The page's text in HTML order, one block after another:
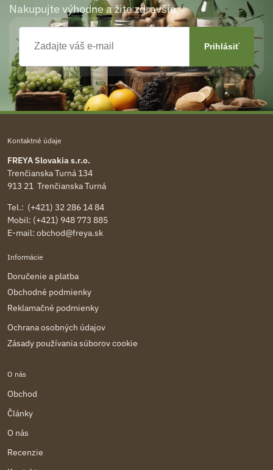
Nakupujte výhodne a žite zdravšie
Kontaktné údaje
FREYA Slovakia s.r.o.
Trenčianska Turná 134
913 21 Trenčianska Turná
Tel.: (+421) 32 286 14 84
Mobil: (+421) 948 773 885
E-mail: obchod@freya.sk
Informácie
Doručenie a platba
Obchodné podmienky
Reklamačné podmienky
Ochrana osobných údajov
Zásady používania súborov cookie
O nás
Obchod
Články
O nás
Recenzie